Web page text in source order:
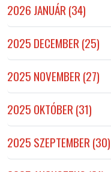
2026 JANUÁR (34)
2025 DECEMBER (25)
2025 NOVEMBER (27)
2025 OKTÓBER (31)
2025 SZEPTEMBER (30)